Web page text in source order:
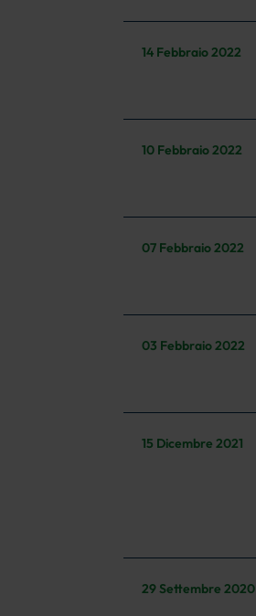
14 Febbraio 2022
10 Febbraio 2022
07 Febbraio 2022
03 Febbraio 2022
15 Dicembre 2021
29 Settembre 2020